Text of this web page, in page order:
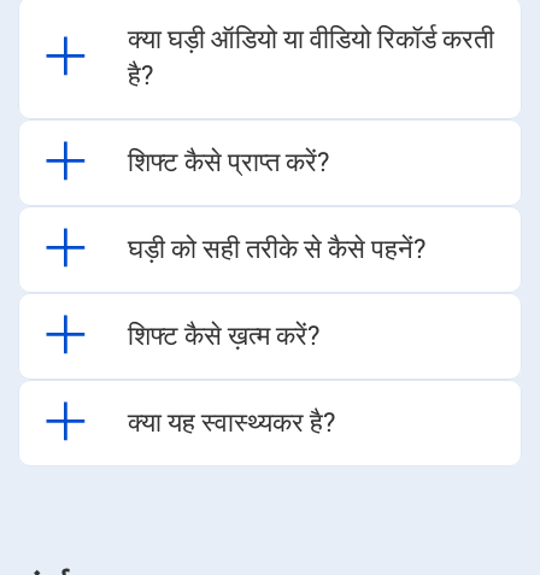
क्या घड़ी ऑडियो या वीडियो रिकॉर्ड करती
है?​​​​
शिफ्ट कैसे प्राप्त करें?​​​​
घड़ी को सही तरीके से कैसे पहनें?​​​​
शिफ्ट कैसे ख़त्म करें?​​​​
क्या यह स्वास्थ्यकर है?​​​​